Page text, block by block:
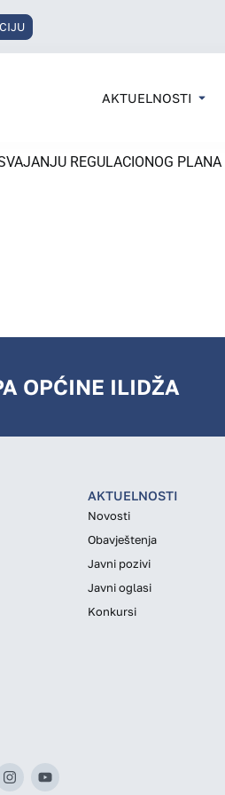
AKTUELNOSTI
REGULACIONOG
OPĆINE ILIDŽA
AKTUELNOSTI
Novosti
Obavještenja
Javni pozivi
Javni oglasi
Konkursi